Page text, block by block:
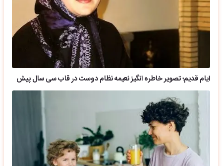
ایام قدیم؛ تصویر خاطره انگیز نعیمه نظام دوست در قاب سی سال پیش